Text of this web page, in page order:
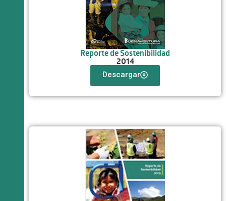
Reporte de Sostenibilidad
2014
Descargar